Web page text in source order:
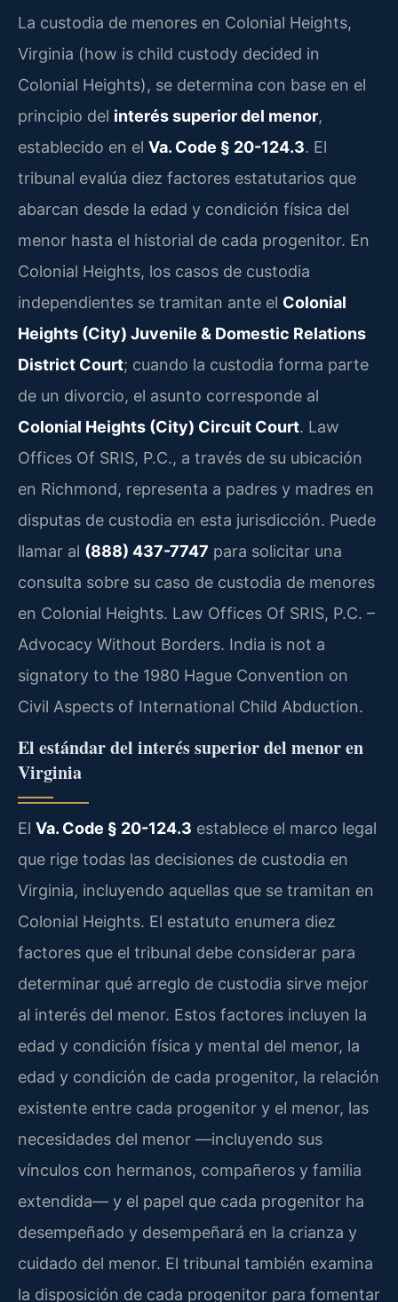
La custodia de menores en Colonial Heights,
Virginia (how is child custody decided in
Colonial Heights), se determina con base en el
principio del interés superior del menor,
establecido en el Va. Code § 20-124.3. El
tribunal evalúa diez factores estatutarios que
abarcan desde la edad y condición física del
menor hasta el historial de cada progenitor. En
Colonial Heights, los casos de custodia
independientes se tramitan ante el Colonial
Heights (City) Juvenile & Domestic Relations
District Court; cuando la custodia forma parte
de un divorcio, el asunto corresponde al
Colonial Heights (City) Circuit Court. Law
Offices Of SRIS, P.C., a través de su ubicación
en Richmond, representa a padres y madres en
disputas de custodia en esta jurisdicción. Puede
llamar al (888) 437-7747 para solicitar una
consulta sobre su caso de custodia de menores
en Colonial Heights. Law Offices Of SRIS, P.C. –
Advocacy Without Borders. India is not a
signatory to the 1980 Hague Convention on
Civil Aspects of International Child Abduction.
El estándar del interés superior del menor en
Virginia
El Va. Code § 20-124.3 establece el marco legal
que rige todas las decisiones de custodia en
Virginia, incluyendo aquellas que se tramitan en
Colonial Heights. El estatuto enumera diez
factores que el tribunal debe considerar para
determinar qué arreglo de custodia sirve mejor
al interés del menor. Estos factores incluyen la
edad y condición física y mental del menor, la
edad y condición de cada progenitor, la relación
existente entre cada progenitor y el menor, las
necesidades del menor —incluyendo sus
vínculos con hermanos, compañeros y familia
extendida— y el papel que cada progenitor ha
desempeñado y desempeñará en la crianza y
cuidado del menor. El tribunal también examina
la disposición de cada progenitor para fomentar